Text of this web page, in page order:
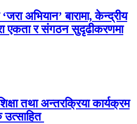
अभियान’ बारामा, केन्द्रीय
एकता र संगठन सुदृढीकरणमा
तथा अन्तरक्रिया कार्यक्रम
उत्साहित